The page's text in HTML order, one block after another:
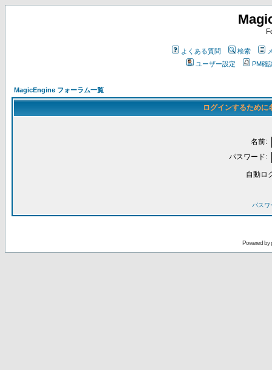
よくある質問 検索
ユーザー設定
PM確
MagicEngine フォーラム一覧
ログインするために
名前:
パスワード:
自動ロ
パスワ
Powered by